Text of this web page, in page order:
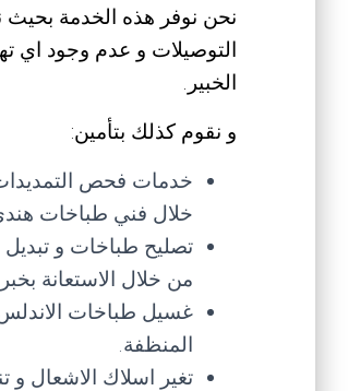
نحن نوفر هذه الخدمة بحيث
التوصيلات و عدم وجود اي
الخبير.
و نقوم كذلك بتأمين:
خدمات فحص التمديدات
خلال فني طباخات
تصليح طباخات و
من خلال الاستعانة
غسيل طباخات
المنظفة.
تغير اسلاك الاشعال